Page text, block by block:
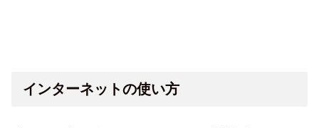
インターネットの使い方